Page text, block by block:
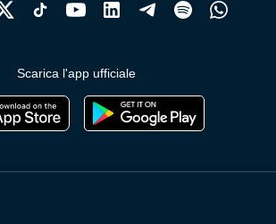
Scarica l'app ufficiale